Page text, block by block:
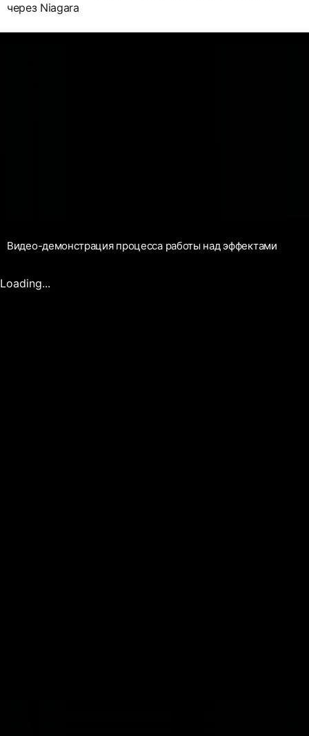
через Niagara
Видео-демонстрация процесса работы над эффектами
Loading...